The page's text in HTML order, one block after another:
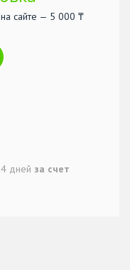
сайте — 5 000 ₸
дней за счет